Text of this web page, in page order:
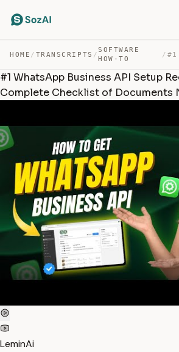
HOME / TRANSCRIPTS /
SOFTWARE
HOW-TO
/
#1 WhatsApp Business API Setup
Complete Checklist of Documents
LeminAi